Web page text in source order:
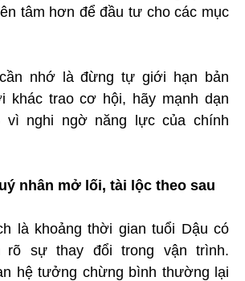
tâm hơn để đầu tư cho các mục
nhớ là đừng tự giới hạn bản
khác trao cơ hội, hãy mạnh dạn
vì nghi ngờ năng lực của chính
nhân mở lối, tài lộc theo sau
là khoảng thời gian tuổi Dậu có
rõ sự thay đổi trong vận trình.
hệ tưởng chừng bình thường lại